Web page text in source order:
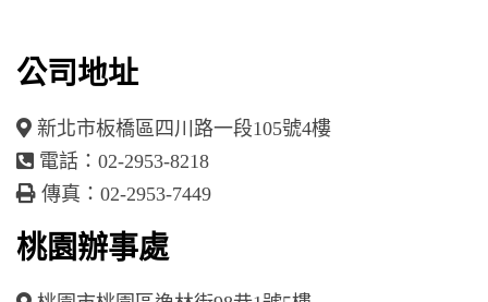
公司地址
新北市板橋區四川路一段105號4樓
電話：02-2953-8218
傳真：02-2953-7449
桃園辦事處